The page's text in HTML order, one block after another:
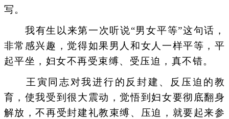
写。
我有生以来第一次听说“男女平等”这句话，
非常感兴趣，觉得如果男人和女人一样平等，平
起平坐，妇女不再受束缚、受压迫，真不错。
王寅同志对我进行的反封建、反压迫的教
育，使我受到很大震动，觉悟到妇女要彻底翻身
解放，不再受封建礼教束缚、压迫，就要起来参